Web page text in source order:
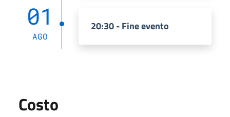
01
AGO
20:30 - Fine evento
Costo